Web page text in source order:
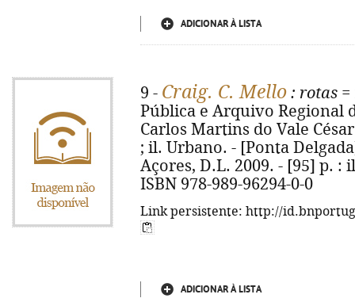
ADICIONAR À LISTA
9 - Craig. C. Mello : rotas =
Pública e Arquivo Regional
Carlos Martins do Vale
; il. Urbano. - [Ponta
Açores, D.L. 2009. - [95] p. :
ISBN 978-989-96294-0-0
Link persistente: http://
ADICIONAR À LISTA